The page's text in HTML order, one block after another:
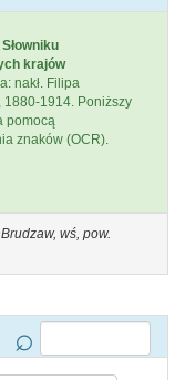
Słowniku
krajów
nakł. Filipa
1880-1914. Poniższy
pomocą
znaków (OCR).
wś, pow.